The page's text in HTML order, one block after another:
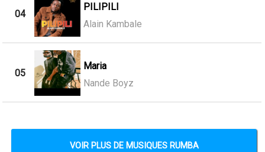
04
PILIPILI
Alain Kambale
05
Maria
Nande Boyz
VOIR PLUS DE MUSIQUES RUMBA